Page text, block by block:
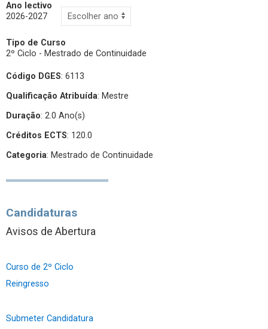
Ano lectivo
2026-2027
Tipo de Curso
2º Ciclo - Mestrado de Continuidade
Código DGES: 6113
Qualificação Atribuída: Mestre
Duração: 2.0 Ano(s)
Créditos ECTS: 120.0
Categoria: Mestrado de Continuidade
Candidaturas
Avisos de Abertura
Curso de 2º Ciclo
Reingresso
Submeter Candidatura